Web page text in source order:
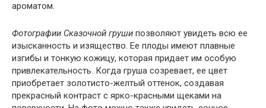
ароматом.
Фотографии Сказочной груши позволяют увидеть всю ее
изысканность и изящество. Ее плоды имеют плавные
изгибы и тонкую кожицу, которая придает им особую
привлекательность. Когда груша созревает, ее цвет
приобретает золотисто-желтый оттенок, создавая
прекрасный контраст с ярко-красными щеками на